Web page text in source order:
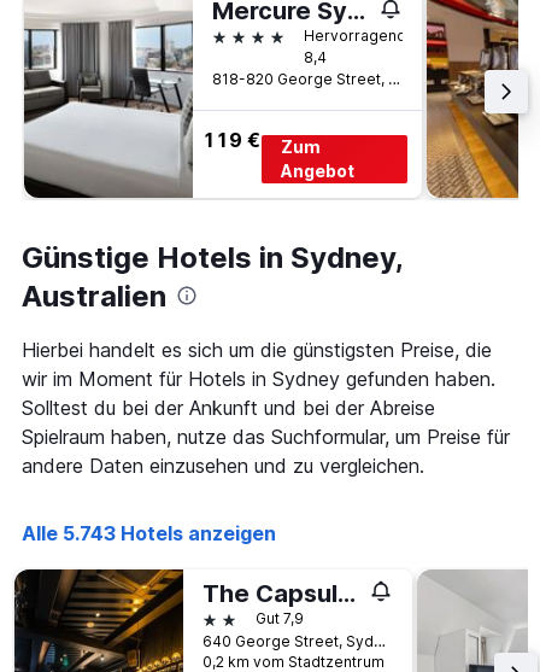
Mercure Sydney
4 Sterne
Hervorragend
8,4
818-820 George Street, Sydney, NSW, Australien
119 €
Zum
Angebot
Günstige Hotels in Sydney,
Australien
Hierbei handelt es sich um die günstigsten Preise, die
wir im Moment für Hotels in Sydney gefunden haben.
Solltest du bei der Ankunft und bei der Abreise
Spielraum haben, nutze das Suchformular, um Preise für
andere Daten einzusehen und zu vergleichen.
Alle 5.743 Hotels anzeigen
The Capsule Hotel
2 SterneGut 7,9
640 George Street, Sydney, NSW, Australien
0,2 km vom Stadtzentrum